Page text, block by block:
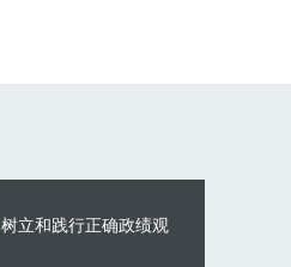
树立和践行正确政绩观